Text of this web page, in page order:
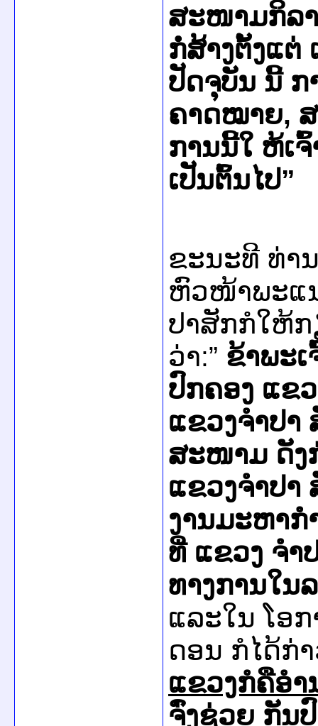
ສະໜາມກິລາ
ກໍ່ສ້າງຕັ້ງແຕ່
ປັດຈຸບັນ ນີ້ ກ
ຄາດໝາຍ, ສ
ການນີ້ໃ ຫ້ເ
ເປັນຕົ້ນໄປ”
ຂະນະທີ ທ່າ
ຫົວໜ້າພະແ
ປາສັກກໍໃຫ້
ວ່າ:” ຂ້າພະ
ປົກຄອງ ແຂ
ແຂວງຈຳປາ
ສະໜາມ ດັງ
ແຂວງຈຳປາ
ງານມະຫາກ
ທີ່ ແຂວງ ຈຳ
ທາງການໃນ
ແລະໃນ ໂອ
ດອນ ກໍໄດ້ກ່
ແຂວງກໍຄືອຳ
ຈົ່ງຊ່ວຍ ກັນ